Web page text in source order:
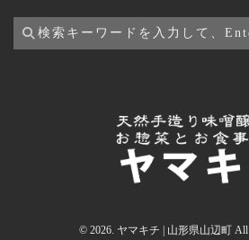
ブ
© 2026. ヤマキチ | 山形県山辺町 All